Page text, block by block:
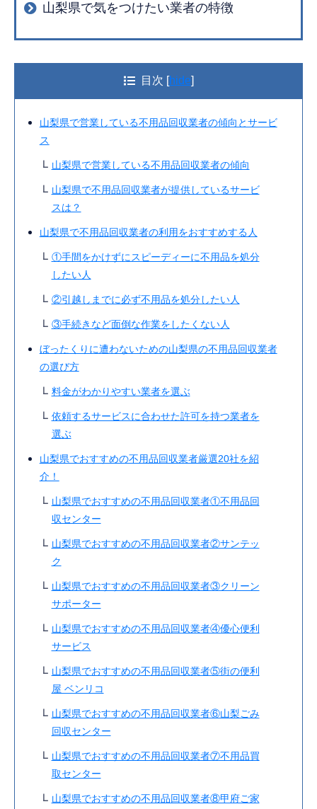
山梨県で気をつけたい業者の特徴
目次 [hide]
山梨県で営業している不用品回収業者の傾向とサービ
ス
山梨県で営業している不用品回収業者の傾向
山梨県で不用品回収業者が提供しているサービ
スは？
山梨県で不用品回収業者の利用をおすすめする人
①手間をかけずにスピーディーに不用品を処分
したい人
②引越しまでに必ず不用品を処分したい人
③手続きなど面倒な作業をしたくない人
ぼったくりに遭わないための山梨県の不用品回収業者
の選び方
料金がわかりやすい業者を選ぶ
依頼するサービスに合わせた許可を持つ業者を
選ぶ
山梨県でおすすめの不用品回収業者厳選20社を紹
介！
山梨県でおすすめの不用品回収業者①不用品回
収センター
山梨県でおすすめの不用品回収業者②サンテッ
ク
山梨県でおすすめの不用品回収業者③クリーン
サポーター
山梨県でおすすめの不用品回収業者④優心便利
サービス
山梨県でおすすめの不用品回収業者⑤街の便利
屋 ベンリコ
山梨県でおすすめの不用品回収業者⑥山梨ごみ
回収センター
山梨県でおすすめの不用品回収業者⑦不用品買
取センター
山梨県でおすすめの不用品回収業者⑧甲府ご家